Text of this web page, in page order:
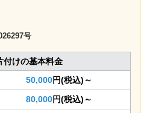
号
付けの基本料金
50,000円(税込)～
80,000円(税込)～